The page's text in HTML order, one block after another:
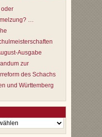
oder
…
Ausgabe
zur
des Schachs
und Württemberg